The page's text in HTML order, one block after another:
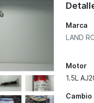
Marca
LAND
Motor
1.5L
Cambio